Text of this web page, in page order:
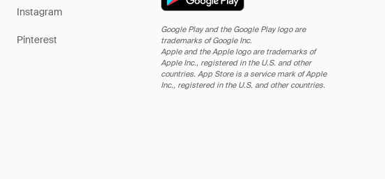
Instagram
Pinterest
Google Play and the Google Play logo are
trademarks of Google Inc.
Apple and the Apple logo are trademarks of
Apple Inc., registered in the U.S. and other
countries. App Store is a service mark of Apple
Inc., registered in the U.S. and other countries.